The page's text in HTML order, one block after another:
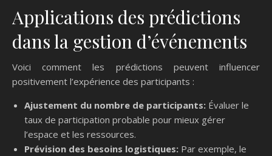
Applications des prédictions
dans la gestion d’événements
Voici comment les prédictions peuvent influencer
positivement l’expérience des participants :
Ajustement du nombre de participants: Évaluer le
taux de participation probable pour mieux gérer
l’espace et les ressources.
Prévision des besoins logistiques: Par exemple, le